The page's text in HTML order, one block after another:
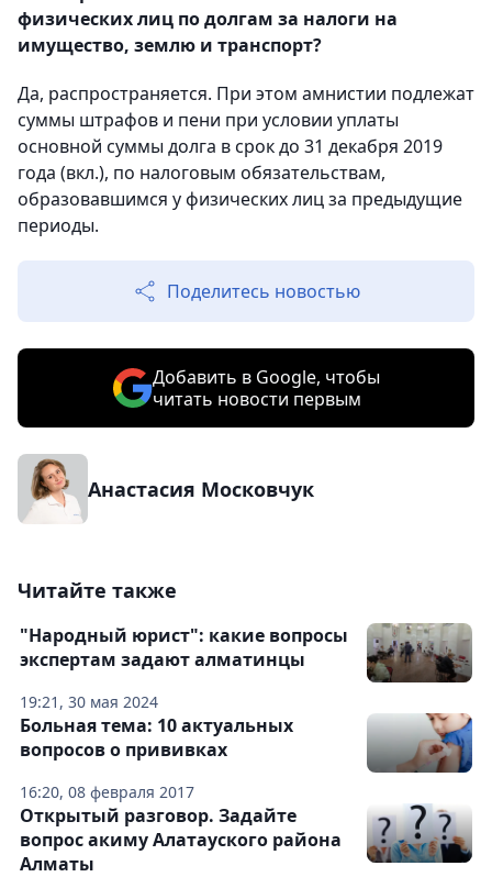
физических лиц по долгам за налоги на
имущество, землю и транспорт?
Да, распространяется. При этом амнистии подлежат
суммы штрафов и пени при условии уплаты
основной суммы долга в срок до 31 декабря 2019
года (вкл.), по налоговым обязательствам,
образовавшимся у физических лиц за предыдущие
периоды.
Поделитесь новостью
Добавить в Google, чтобы
читать новости первым
Анастасия Московчук
Читайте также
19:21, 30 мая 2024
"Народный юрист": какие вопросы
экспертам задают алматинцы
16:20, 08 февраля 2017
Больная тема: 10 актуальных
вопросов о прививках
Открытый разговор. Задайте
вопрос акиму Алатауского района
Алматы